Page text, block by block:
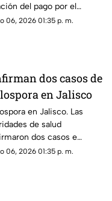
del pago por el
de agua y determinará
06, 2026 01:35 p. m.
dos casos de
en Jalisco
en Jalisco. Las
de salud
dos casos e
a la población a
06, 2026 01:35 p. m.